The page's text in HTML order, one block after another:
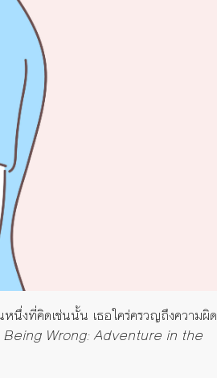
งที่คิดเช่นนั้น เธอใคร่ครวญถึงความผิด
Being Wrong: Adventure in the